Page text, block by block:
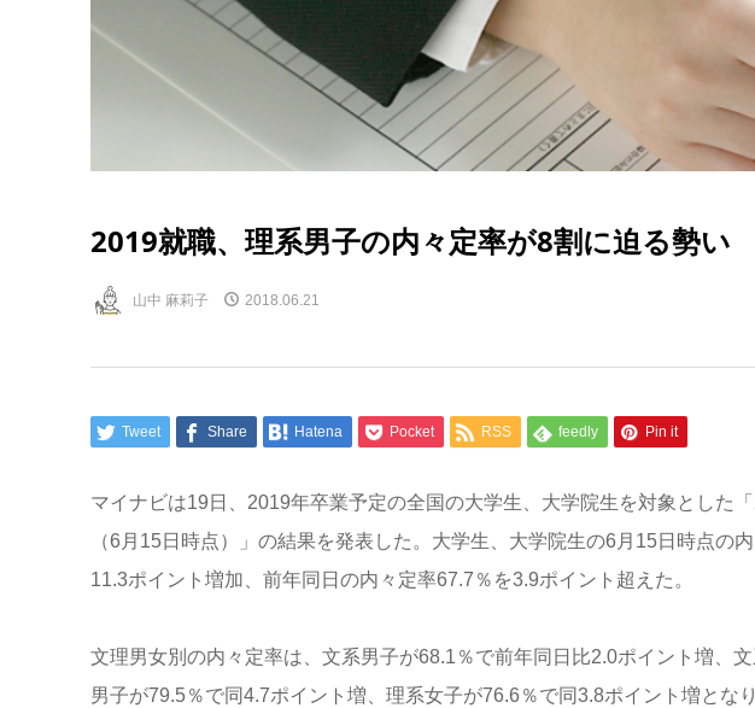
2019就職、理系男子の内々定率が8割に迫る勢
山中 麻莉子 2018.06.21
Tweet Share Hatena Pocket RSS feedly Pin it
マイナビは19日、2019年卒業予定の全国の大学生、大学院生を対象とした
（6月15日時点）」の結果を発表した。大学生、大学院生の6月15日時点の
11.3ポイント増加、前年同日の内々定率67.7％を3.9ポイント超えた。
文理男女別の内々定率は、文系男子が68.1％で前年同日比2.0ポイント増、
男子が79.5％で同4.7ポイント増、理系女子が76.6％で同3.8ポイント増とな